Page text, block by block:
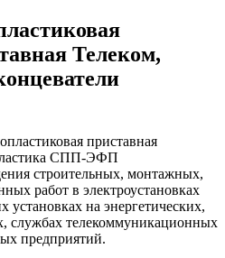
Телеком,
приставная
СПП-ЭФП
строительных, монтажных,
работ в электроустановках
установках на энергетических,
службах телекоммуникационных
предприятий.